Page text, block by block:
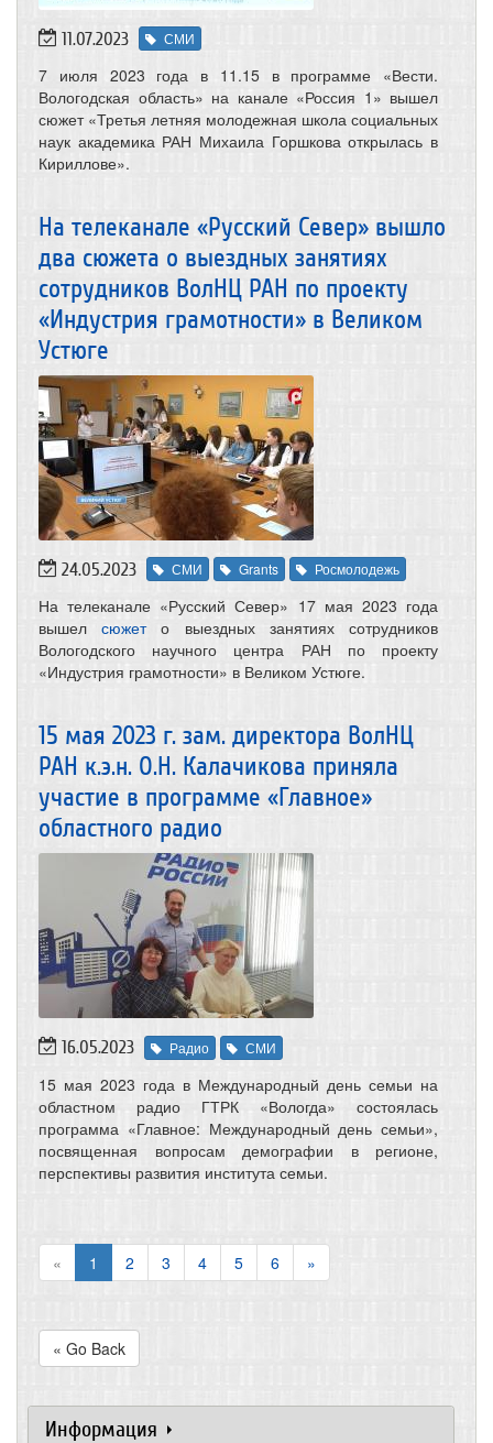
11.07.2023 СМИ
7 июля 2023 года в 11.15 в программе «Вести.
Вологодская область» на канале «Россия 1» вышел
сюжет «Третья летняя молодежная школа социальных
наук академика РАН Михаила Горшкова открылась в
Кириллове».
На телеканале «Русский Север» вышло
два сюжета о выездных занятиях
сотрудников ВолНЦ РАН по проекту
«Индустрия грамотности» в Великом
Устюге
24.05.2023 СМИ Grants Росмолодежь
На телеканале «Русский Север» 17 мая 2023 года
вышелсюжето выездных занятиях сотрудников
Вологодского научного центра РАН по проекту
«Индустрия грамотности» в Великом Устюге.
15 мая 2023 г. зам. директора ВолНЦ
РАН к.э.н. О.Н. Калачикова приняла
участие в программе «Главное»
областного радио
16.05.2023 Радио СМИ
15 мая 2023 года в Международный день семьи на
областном радио ГТРК «Вологда» состоялась
программа «Главное: Международный день семьи»,
посвященная вопросам демографии в регионе,
перспективы развития института семьи.
« 1 2 3 4 5 6 »
« Go Back
Информация